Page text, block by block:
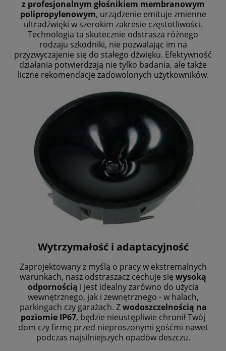
z profesjonalnym głośnikiem membranowym
polipropylenowym, urządzenie emituje zmienne
ultradźwięki w szerokim zakresie częstotliwości.
Technologia ta skutecznie odstrasza różnego
rodzaju szkodniki, nie pozwalając im na
przyzwyczajenie się do stałego dźwięku. Efektywność
działania potwierdzają nie tylko badania, ale także
liczne rekomendacje zadowolonych użytkowników.
Wytrzymałość i adaptacyjność
Zaprojektowany z myślą o pracy w ekstremalnych
warunkach, nasz odstraszacz cechuje się wysoką
odpornością i jest idealny zarówno do użycia
wewnętrznego, jak i zewnętrznego - w halach,
parkingach czy garażach. Zwodoszczelnością na
poziomie IP67, będzie nieustępliwie chronił Twój
dom czy firmę przed nieproszonymi gośćmi nawet
podczas najsilniejszych opadów deszczu.